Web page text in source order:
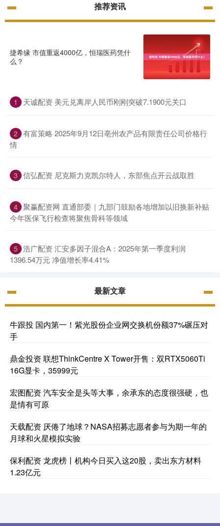
推荐资讯
捷希缘 市值重返4000亿，恒瑞医药凭什
么？
1 天诚配资 美元兑离岸人民币刚刚突破7.1900元关口
2 有富策略 2025年9月12日亳州农产品有限责任公司价格行
情
3 信弘配资 尼克斯力克凯尔特人，东部焦点开云战取胜
4 聚赢配资网 直通部委｜九部门鼓励各地增加以旧换新补贴
今年医保飞行检查将聚焦骨科等领域
5 浩广配资 汇安多因子混合A：2025年第一季度利润
1396.54万元 净值增长率4.41%
最新文章
牛跟投 国内第一！紫光股份企业网交换机份额37%碾压对
手
鼎金投资 联想ThinkCentre X Tower开售：双RTX5060Ti
16G显卡，35999元
宏图配资 汽车安全是头等大事，余承东的态度很强硬，也
是情有可原
天载配资 厌倦了地球？NASA招募志愿者参与为期一年的
月球和火星模拟实验
保利配资 龙虎榜丨机构今日买入这20股，卖出东方材料
1.23亿元